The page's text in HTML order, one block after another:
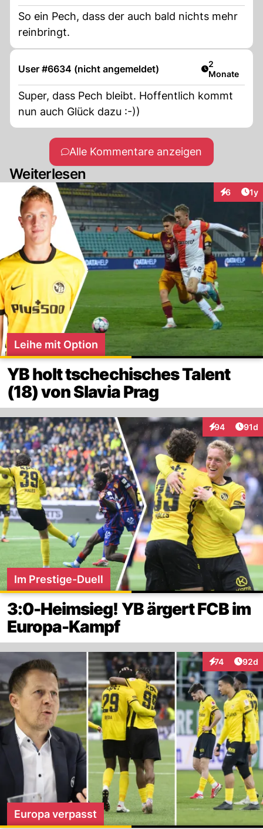
So ein Pech, dass der auch bald nichts mehr
reinbringt.
User #6634 (nicht angemeldet) Artikel
2
Monate
Super, dass Pech bleibt. Hoffentlich kommt
nun auch Glück dazu :-))
Alle Kommentare anzeigen
Weiterlesen
6 1y
Leihe mit Option
YB holt tschechisches Talent
(18) von Slavia Prag
94
Interaktionen
91d
Im Prestige-Duell
3:0-Heimsieg! YB ärgert FCB im
Europa-Kampf
74
Interaktionen
92d
Europa verpasst